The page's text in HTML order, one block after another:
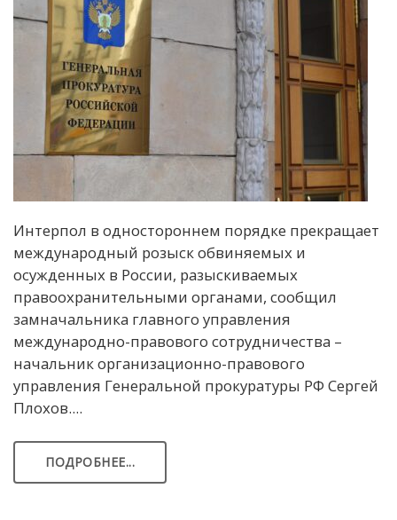
Интерпол в одностороннем порядке прекращает
международный розыск обвиняемых и
осужденных в России, разыскиваемых
правоохранительными органами, сообщил
замначальника главного управления
международно-правового сотрудничества –
начальник организационно-правового
управления Генеральной прокуратуры РФ Сергей
Плохов....
ПОДРОБНЕЕ...